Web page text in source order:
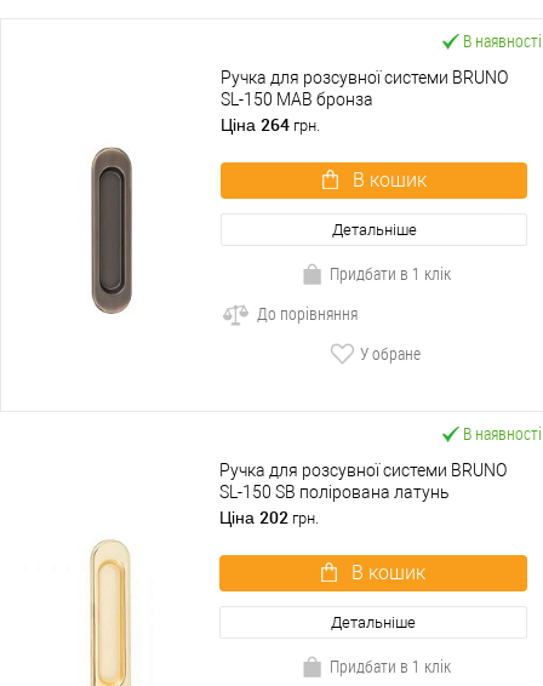
В наявності
Ручка для розсувної системи BRUNO
SL-150 MAB бронза
Ціна 264 грн.
В кошик
Детальніше
Придбати в 1 клік
До порівняння
У обране
В наявності
Ручка для розсувної системи BRUNO
SL-150 SB полірована латунь
Ціна 202 грн.
В кошик
Детальніше
Придбати в 1 клік